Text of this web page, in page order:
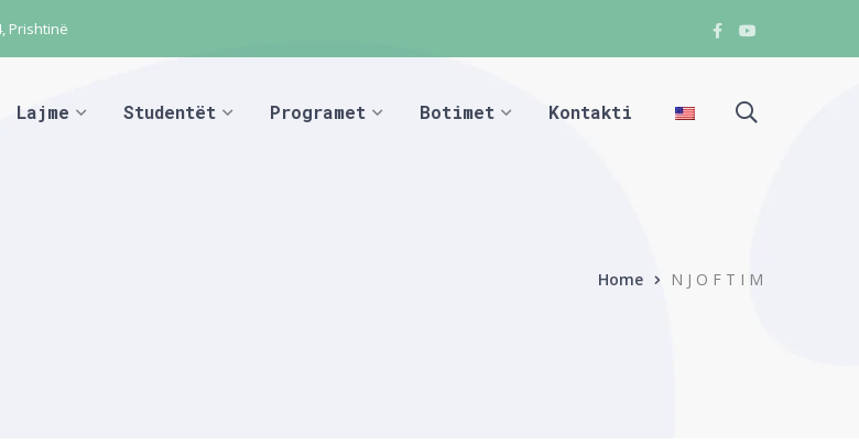
Prishtinë
Facebook
FacebookFacebook
Lajme Studentët Programet Botimet Kontakti
Home N J O F T I M